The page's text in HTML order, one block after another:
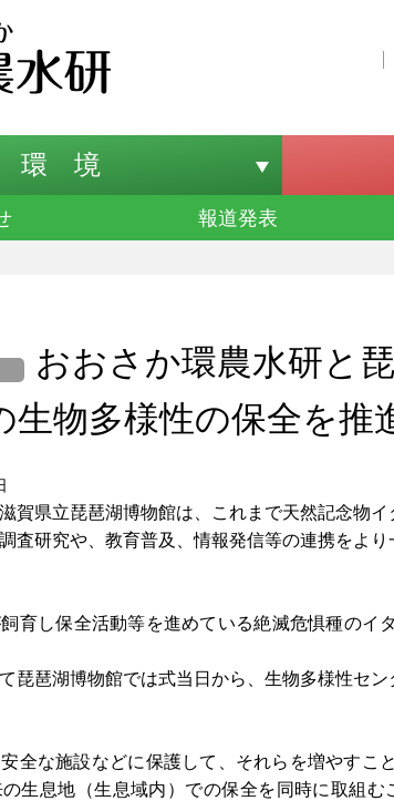
環 境
報道発表
おおさか環農水研と
生物多様性の保全を推
賀県立琵琶湖博物館は、これまで天然記念物
査研究や、教育普及、情報発信等の連携をよ
育し保全活動等を進めている絶滅危惧種のイ
琵琶湖博物館では式当日から、生物多様性セ
全な施設などに保護して、それらを増やすこ
生息地（生息域内）での保全を同時に取組